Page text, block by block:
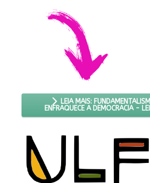
LEIA MAIS:
ENFRAQUECE A DEMOCRACIA -